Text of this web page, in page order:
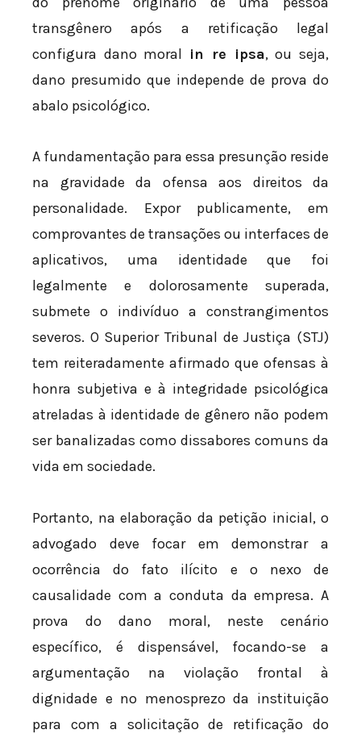
transgênero após a retificação legal
configura dano moral in re ipsa, ou seja,
dano presumido que independe de prova do
abalo psicológico.
A fundamentação para essa presunção reside
na gravidade da ofensa aos direitos da
personalidade. Expor publicamente, em
comprovantes de transações ou interfaces de
aplicativos, uma identidade que foi
legalmente e dolorosamente superada,
submete o indivíduo a constrangimentos
severos. O Superior Tribunal de Justiça (STJ)
tem reiteradamente afirmado que ofensas à
honra subjetiva e à integridade psicológica
atreladas à identidade de gênero não podem
ser banalizadas como dissabores comuns da
vida em sociedade.
Portanto, na elaboração da petição inicial, o
advogado deve focar em demonstrar a
ocorrência do fato ilícito e o nexo de
causalidade com a conduta da empresa. A
prova do dano moral, neste cenário
específico, é dispensável, focando-se a
argumentação na violação frontal à
dignidade e no menosprezo da instituição
para com a solicitação de retificação do